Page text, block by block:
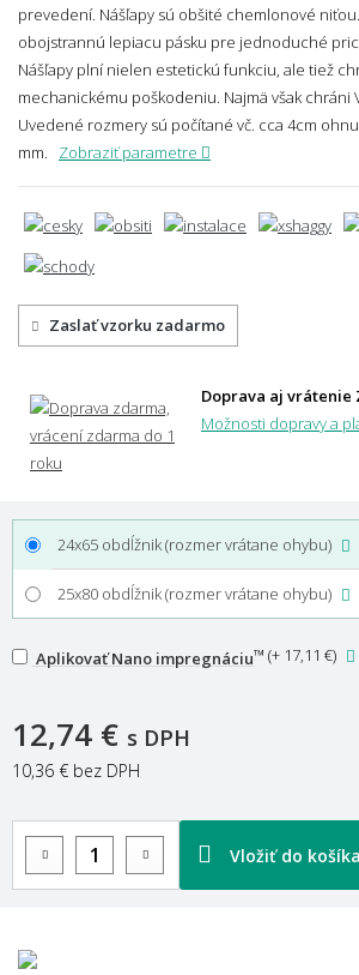
prevedení. Nášľapy sú obšité chemlonové
obojstrannú lepiacu pásku pre jednoduché
Nášľapy plní nielen estetickú funkciu, ale tiež
mechanickému poškodeniu. Najmä však chráni
Uvedené rozmery sú počítané vč. cca 4cm
mm.
Zobraziť parametre
Zaslať vzorku zadarmo
Doprava aj vrátenie
Možnosti dopravy a
24x65 obdĺžnik (rozmer vrátane ohybu)
25x80 obdĺžnik (rozmer vrátane ohybu)
Aplikovať Nano impregnáciu™ (+ 17,11 €)
12,74 € s DPH
10,36 € bez DPH
Vložiť do košíka